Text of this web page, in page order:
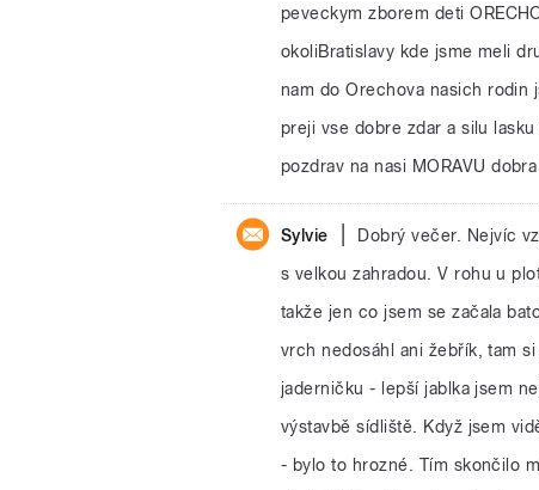
peveckym zborem deti
okoliBratislavy kde jsme meli
nam do Orechova nasich rodin
preji vse dobre zdar a silu
pozdrav na nasi MORAVU
Sylvie
Dobrý večer. Nejvíc
s velkou zahradou. V rohu u
takže jen co jsem se začala
vrch nedosáhl ani žebřík, tam
jaderničku - lepší jablka jsem
výstavbě sídliště. Když jsem
- bylo to hrozné. Tím skončilo